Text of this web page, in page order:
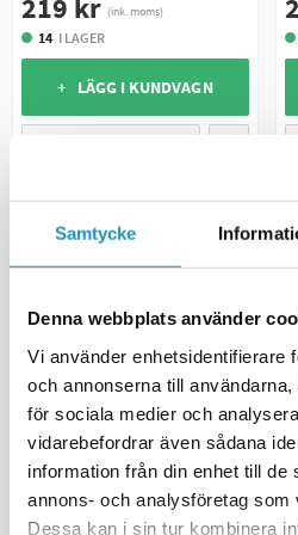
Samtycke
Denna webbplats använder
Vi använder enhetsidentifierare
och annonserna till
för sociala medier och
vidarebefordrar även sådana
information från din enhet till de
annons- och analysföretag som
Dessa kan i sin tur kombinera
219 kr (ink. moms)
14 I LAGER
+ LÄGG I KUNDVAGN
HIFLO
Oljefilter HF123
49 kr (ink. moms)